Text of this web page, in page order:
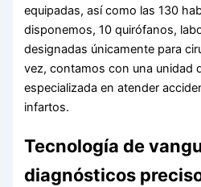
equipadas, así como las 130
disponemos, 10 quirófanos,
designadas únicamente para
vez, contamos con una unidad
especializada en atender
infartos.
Tecnología de
diagnósticos